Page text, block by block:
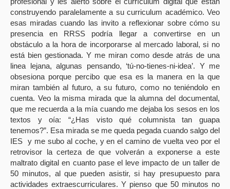
construyendo paralelamente a su curriculum académico. Veo
esas miradas cuando las invito a reflexionar sobre cómo su
presencia en RRSS podría llegar a convertirse en un
obstáculo a la hora de incorporarse al mercado laboral, si no
está bien gestionada. Y me miran como desde atrás de una
linea lejana, algunas pensando, ‘tú-no-tienes-ni-idea’. Y me
obsesiona porque percibo que esa es la manera en la que
miran también al futuro, a su futuro, como no teniéndolo en
cuenta. Veo la misma mirada que la alumna del documental,
que me recuerda a la mía cuando me dejaba los sesos en los
textos y oía: “¿Has visto qué columnista tan guapa
tenemos?”. Esa mirada se me queda pegada cuando salgo del
IES y me subo al coche, y en el camino de vuelta veo por el
retrovisor la certeza de que volverán a exponerse a este
maltrato digital en cuanto pase el leve impacto de un taller de
50 minutos, al que pueden asistir, si hay presupuesto para
actividades extraescurriculares. Y pienso que 50 minutos no